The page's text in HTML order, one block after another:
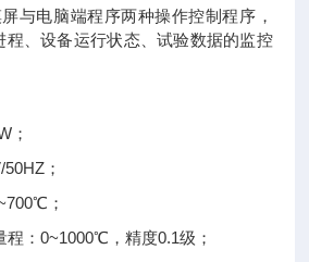
与电脑端程序两种操作控制程序，
程、设备运行状态、试验数据的监控
；
；
；
程：0~1000℃，精度0.1级；